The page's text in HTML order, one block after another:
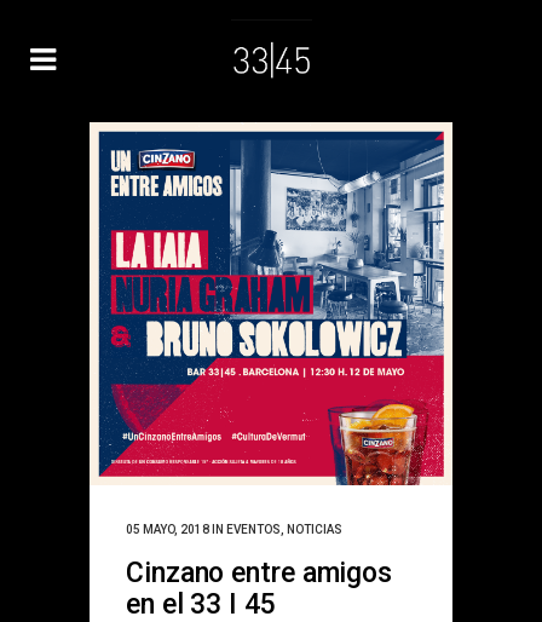
05 MAYO, 2018 IN EVENTOS NOTICIAS
Cinzano entre amigos
en el 33 I 45